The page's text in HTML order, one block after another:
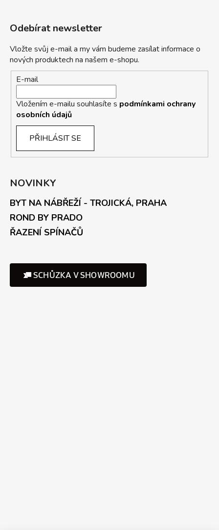
Odebírat newsletter
Vložte svůj e-mail a my vám budeme zasílat informace o
nových produktech na našem e-shopu.
E-mail
Vložením e-mailu souhlasíte s podmínkami ochrany
osobních údajů
PŘIHLÁSIT SE
NOVINKY
BYT NA NÁBŘEŽÍ - TROJICKÁ, PRAHA
ROND BY PRADO
ŘAZENÍ SPÍNAČŮ
SCHŮZKA V SHOWROOMU